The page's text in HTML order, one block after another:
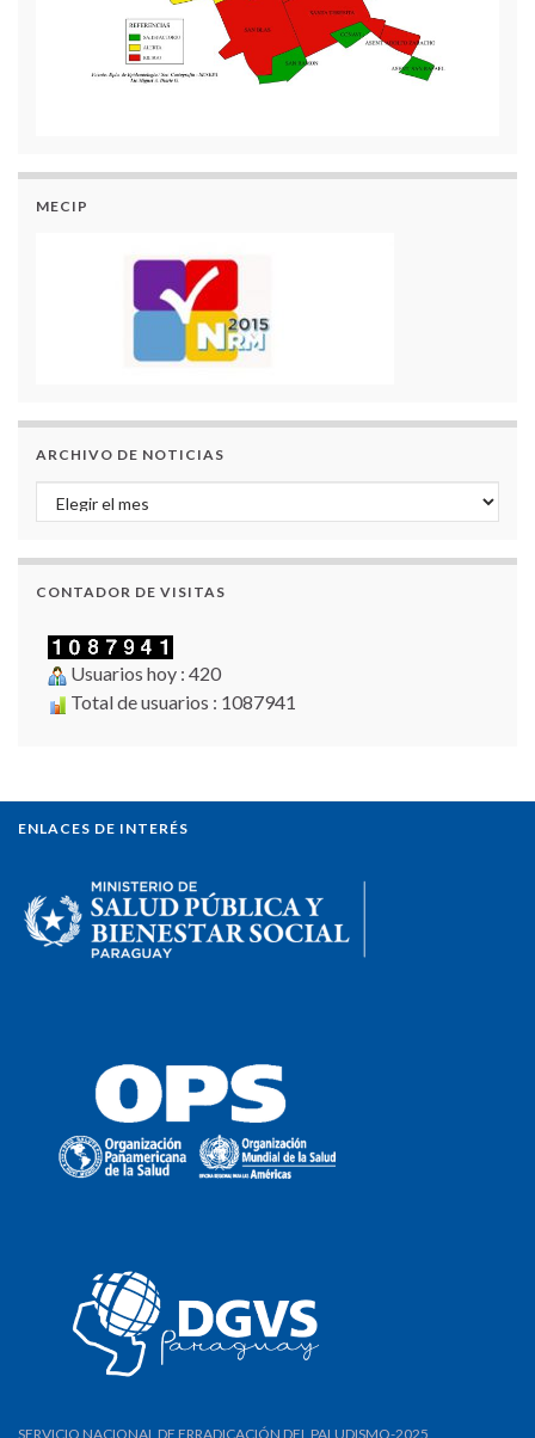
MECIP
ARCHIVO DE NOTICIAS
Archivo de Noticias
CONTADOR DE VISITAS
Usuarios hoy : 420
Total de usuarios : 1087941
ENLACES DE INTERÉS
SERVICIO NACIONAL DE ERRADICACIÓN DEL PALUDISMO-2025